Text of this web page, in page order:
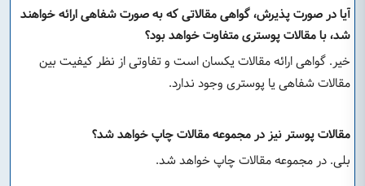
آیا در صورت پذیرش، گواهی مقالاتی که به صورت شفاهی ارائه خواهند
شد، با مقالات پوستری متفاوت خواهد بود؟
خیر. گواهی ارائه مقالات یکسان است و تفاوتی از نظر کیفیت بین
مقالات شفاهی یا پوستری وجود ندارد.
مقالات پوستر نیز در مجموعه مقالات چاپ خواهد شد؟
بلی. در مجموعه مقالات چاپ خواهد شد.